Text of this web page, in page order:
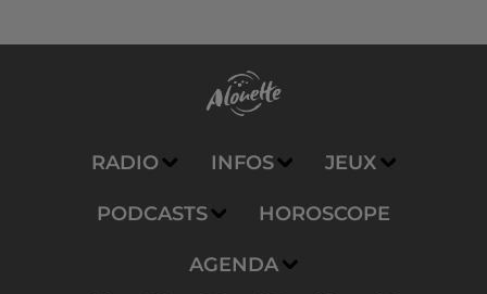
RADIO INFOS JEUX
PODCASTS HOROSCOPE
AGENDA